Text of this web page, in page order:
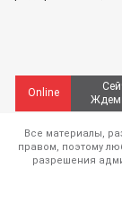
Online
Ждем
Все материалы,
правом, поэтому
разрешения